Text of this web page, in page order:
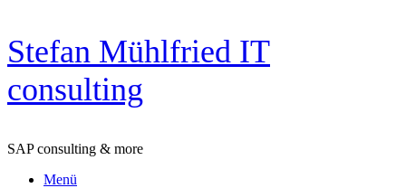
Zum
Inhalt
springen
Stefan Mühlfried IT
consulting
SAP consulting & more
Menü